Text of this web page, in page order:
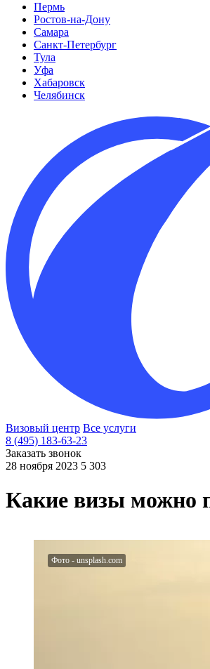
Пермь
Ростов-на-Дону
Самара
Санкт-Петербург
Тула
Уфа
Хабаровск
Челябинск
Визовый центр Все услуги
8 (495) 183-63-23
Заказать звонок
28 ноября 2023 5 303
Какие визы можно